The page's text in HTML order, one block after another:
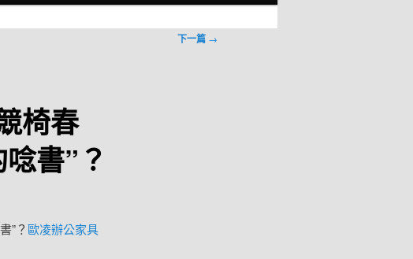
下一篇 →
椅春
書”？
”？歐凌辦公家具